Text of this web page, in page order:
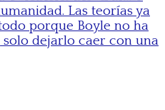
Las teorías ya
porque Boyle no ha
dejarlo caer con una